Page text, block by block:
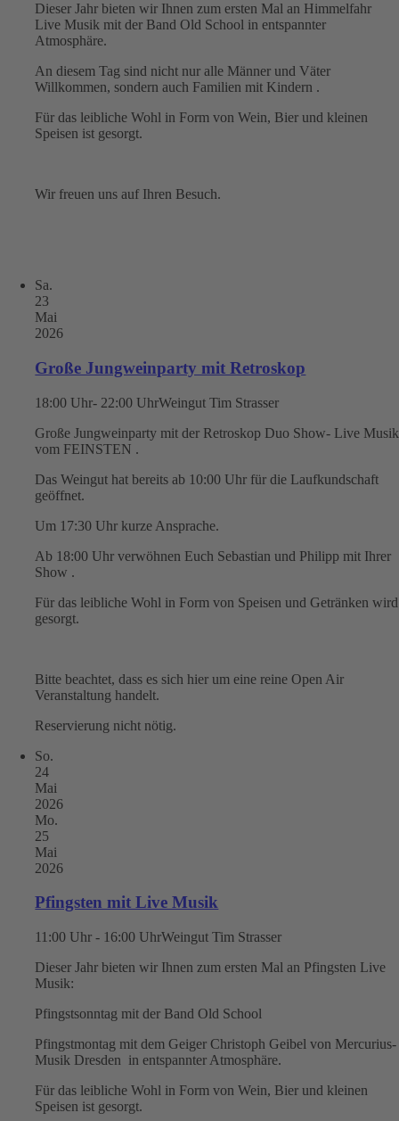
Dieser Jahr bieten wir Ihnen zum ersten Mal an Himmelfahr
Live Musik mit der Band Old School in entspannter
Atmosphäre.
An diesem Tag sind nicht nur alle Männer und Väter
Willkommen, sondern auch Familien mit Kindern .
Für das leibliche Wohl in Form von Wein, Bier und kleinen
Speisen ist gesorgt.
Wir freuen uns auf Ihren Besuch.
Sa.
23
Mai
2026
Große Jungweinparty mit Retroskop
18:00 Uhr- 22:00 UhrWeingut Tim Strasser
Große Jungweinparty mit der Retroskop Duo Show- Live Musik
vom FEINSTEN .
Das Weingut hat bereits ab 10:00 Uhr für die Laufkundschaft
geöffnet.
Um 17:30 Uhr kurze Ansprache.
Ab 18:00 Uhr verwöhnen Euch Sebastian und Philipp mit Ihrer
Show .
Für das leibliche Wohl in Form von Speisen und Getränken wird
gesorgt.
Bitte beachtet, dass es sich hier um eine reine Open Air
Veranstaltung handelt.
Reservierung nicht nötig.
So.
24
Mai
2026
Mo.
25
Mai
2026
Pfingsten mit Live Musik
11:00 Uhr - 16:00 UhrWeingut Tim Strasser
Dieser Jahr bieten wir Ihnen zum ersten Mal an Pfingsten Live
Musik:
Pfingstsonntag mit der Band Old School
Pfingstmontag mit dem Geiger Christoph Geibel von Mercurius-
Musik Dresden in entspannter Atmosphäre.
Für das leibliche Wohl in Form von Wein, Bier und kleinen
Speisen ist gesorgt.